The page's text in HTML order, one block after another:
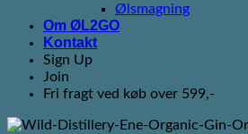
Ølsmagning
Om ØL2GO
Kontakt
Sign Up
Join
Fri fragt ved køb over 599,-